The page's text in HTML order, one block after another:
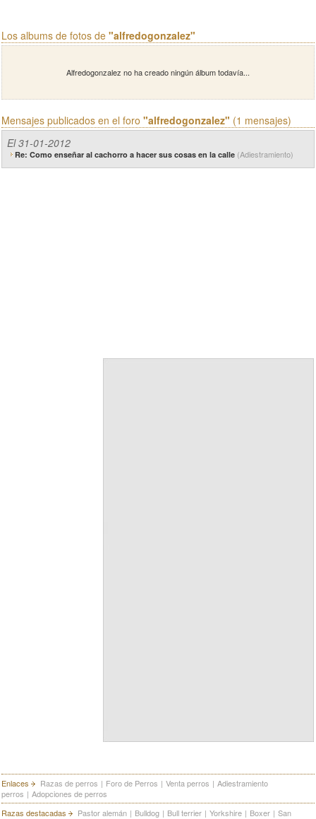
Los albums de fotos de "alfredogonzalez"
Alfredogonzalez no ha creado ningún álbum todavía...
Mensajes publicados en el foro "alfredogonzalez" (1 mensajes)
El 31-01-2012
Re: Como enseñar al cachorro a hacer sus cosas en la calle (Adiestramiento)
Enlaces Razas de perros | Foro de Perros | Venta perros | Adiestramiento
perros | Adopciones de perros
Razas destacadas
Pastor alemán | Bulldog | Bull terrier | Yorkshire | Boxer | San